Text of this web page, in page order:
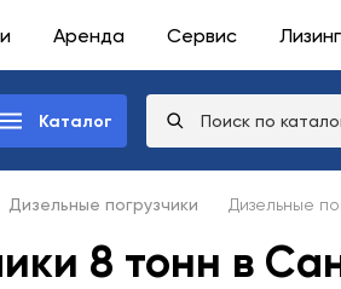
Аренда Сервис Лизинг
Каталог
Дизельные погрузчики Дизельные
8 тонн в